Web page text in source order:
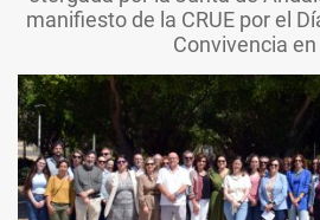
manifiesto de la CRUE por el
Convivencia en